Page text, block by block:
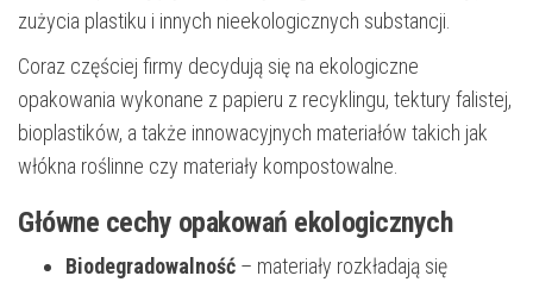
zużycia plastiku i innych nieekologicznych substancji.
Coraz częściej firmy decydują się na ekologiczne
opakowania wykonane z papieru z recyklingu, tektury falistej,
bioplastików, a także innowacyjnych materiałów takich jak
włókna roślinne czy materiały kompostowalne.
Główne cechy opakowań ekologicznych
Biodegradowalność – materiały rozkładają się